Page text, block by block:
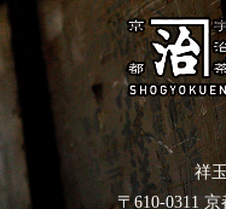
祥
〒610-0311